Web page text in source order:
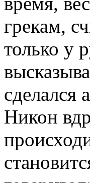
гpекам,
только у
сделался
Hикон